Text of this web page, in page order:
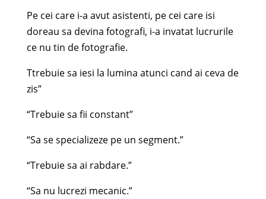
Pe cei care i-a avut asistenti, pe cei care isi
doreau sa devina fotografi, i-a invatat lucrurile
ce nu tin de fotografie.
Ttrebuie sa iesi la lumina atunci cand ai ceva de
zis”
“Trebuie sa fii constant”
“Sa se specializeze pe un segment.”
“Trebuie sa ai rabdare.”
“Sa nu lucrezi mecanic.”